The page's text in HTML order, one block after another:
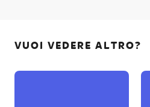
VUOI VEDERE ALTRO?